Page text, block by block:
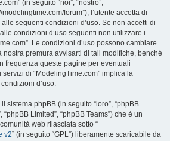
(in seguito “noi”, “nostro”,
modelingtime.com/forum”), l’utente accetta di
seguenti condizioni d’uso. Se non accetti di
condizioni d’uso seguenti non utilizzare i
Le condizioni d’uso possono cambiare
premura avvisarti di tali modifiche, benché
frequenza queste pagine per eventuali
di “ModelingTime.com” implica la
d’uso.
sistema phpBB (in seguito “loro”, “phpBB
“phpBB Limited”, “phpBB Teams”) che è un
web rilasciata sotto “
v2” (in seguito “GPL”) liberamente scaricabile da